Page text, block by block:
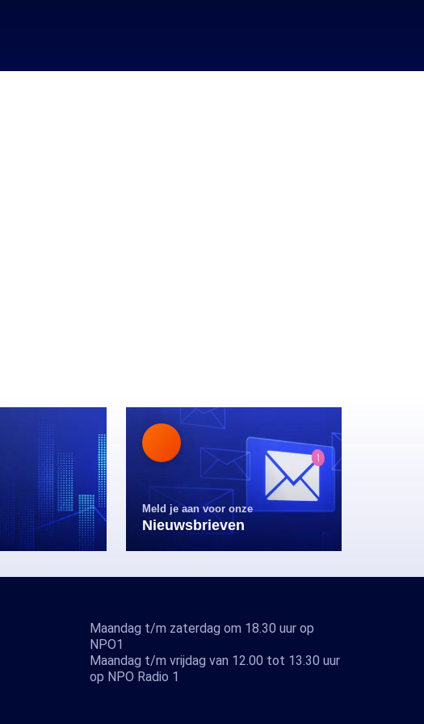
Meld je aan voor onze
Nieuwsbrieven
Maandag t/m zaterdag om 18.30 uur op
NPO1
Maandag t/m vrijdag van 12.00 tot 13.30 uur
op NPO Radio 1